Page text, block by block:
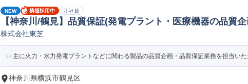
NEW 正社員
【神奈川/鶴見】品質保証(発電プラント・医療機器の品質
子品質保証
株式会社東芝
主に火力・水力発電プラントなどに関わる製品の品質企画・品質保証業務を担当い
神奈川県横浜市鶴見区